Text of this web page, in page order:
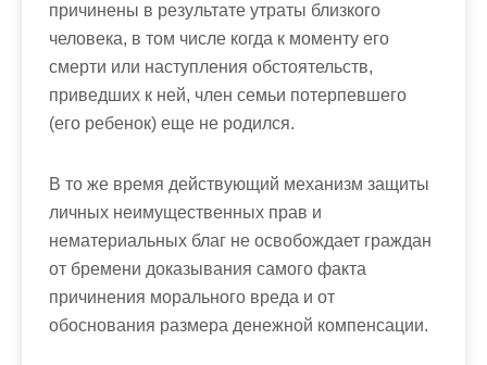
причинены в результате утраты близкого
человека, в том числе когда к моменту его
смерти или наступления обстоятельств,
приведших к ней, член семьи потерпевшего
(его ребенок) еще не родился.
В то же время действующий механизм защиты
личных неимущественных прав и
нематериальных благ не освобождает граждан
от бремени доказывания самого факта
причинения морального вреда и от
обоснования размера денежной компенсации.